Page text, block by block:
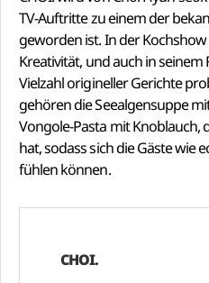
TV-Auftritte zu einem der
geworden ist. In der
Kreativität, und auch in
Vielzahl origineller Gerichte
gehören die Seealgensuppe
Vongole-Pasta mit Knoblauch,
hat, sodass sich die Gäste wie
fühlen können.
CHOI.